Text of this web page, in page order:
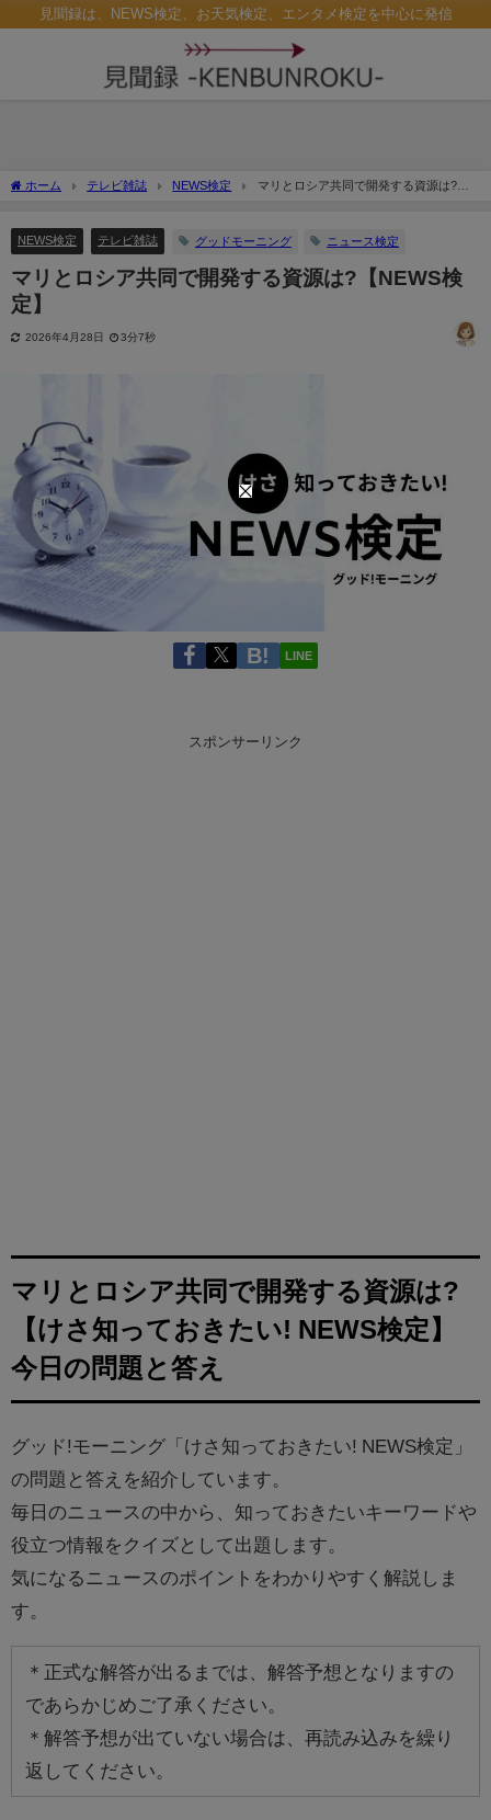
見聞録は、NEWS検定、お天気検定、エンタメ検定を中心に発信
ホーム テレビ雑誌 NEWS検定
マリとロシア共同で開発する資源は?
NEWS検定 テレビ雑誌 グッドモーニング ニュース検定
マリとロシア共同で開発する資源は?【NEWS検
定】
2026年4月28日 3分7秒
LINE
スポンサーリンク
マリとロシア共同で開発する資源は?
【けさ知っておきたい! NEWS検定】
今日の問題と答え
グッド!モーニング「けさ知っておきたい! NEWS検定」
の問題と答えを紹介しています。
毎日のニュースの中から、知っておきたいキーワードや
役立つ情報をクイズとして出題します。
気になるニュースのポイントをわかりやすく解説しま
す。
＊正式な解答が出るまでは、解答予想となりますの
であらかじめご了承ください。
＊解答予想が出ていない場合は、再読み込みを繰り
返してください。